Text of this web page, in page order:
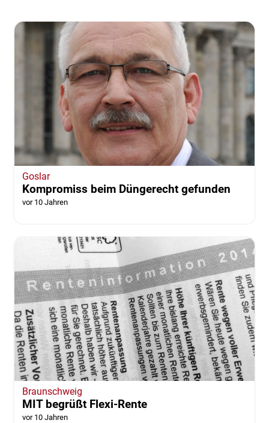
Goslar
Kompromiss beim Düngerecht gefunden
vor 10 Jahren
Braunschweig
MIT begrüßt Flexi-Rente
vor 10 Jahren